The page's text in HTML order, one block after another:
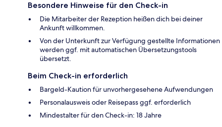
Besondere Hinweise für den Check-in
Die Mitarbeiter der Rezeption heißen dich bei deiner
Ankunft willkommen.
Von der Unterkunft zur Verfügung gestellte Informationen
werden ggf. mit automatischen Übersetzungstools
übersetzt.
Beim Check-in erforderlich
Bargeld-Kaution für unvorhergesehene Aufwendungen
Personalausweis oder Reisepass ggf. erforderlich
Mindestalter für den Check-in: 18 Jahre